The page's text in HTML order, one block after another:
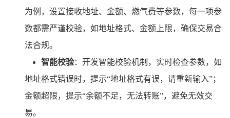
为例，设置接收地址、金额、燃气费等参数，每一项参
数都需严谨校验，如地址格式、金额上限，确保交易合
法合规。
智能校验：开发智能校验机制，实时检查参数，如
地址格式错误时，提示“地址格式有误，请重新输入”；
金额超限，提示“余额不足，无法转账”，避免无效交
易。